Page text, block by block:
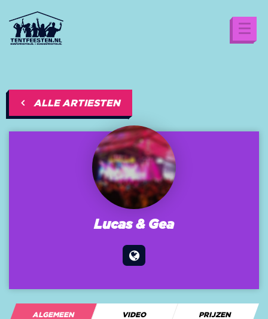
ALLE ARTIESTEN
Lucas & Gea
ALGEMEEN VIDEO PRIJZEN